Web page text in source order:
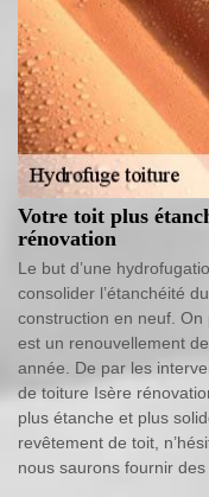
Votre toit plus
rénovation
Le but d’une
consolider l’étanchéité
construction en neuf. On
est un renouvellement
année. De par les
de toiture Isère
plus étanche et plus
revêtement de toit,
nous saurons fournir